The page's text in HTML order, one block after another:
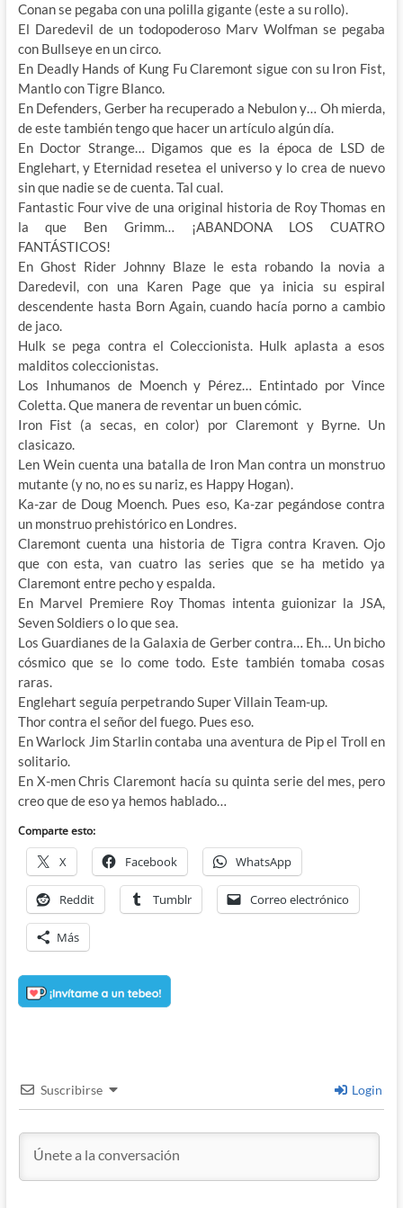
Conan se pegaba con una polilla gigante (este a su rollo).
El Daredevil de un todopoderoso Marv Wolfman se pegaba
con Bullseye en un circo.
En Deadly Hands of Kung Fu Claremont sigue con su Iron Fist,
Mantlo con Tigre Blanco.
En Defenders, Gerber ha recuperado a Nebulon y… Oh mierda,
de este también tengo que hacer un artículo algún día.
En Doctor Strange… Digamos que es la época de LSD de
Englehart, y Eternidad resetea el universo y lo crea de nuevo
sin que nadie se de cuenta. Tal cual.
Fantastic Four vive de una original historia de Roy Thomas en
la que Ben Grimm… ¡ABANDONA LOS CUATRO
FANTÁSTICOS!
En Ghost Rider Johnny Blaze le esta robando la novia a
Daredevil, con una Karen Page que ya inicia su espiral
descendente hasta Born Again, cuando hacía porno a cambio
de jaco.
Hulk se pega contra el Coleccionista. Hulk aplasta a esos
malditos coleccionistas.
Los Inhumanos de Moench y Pérez… Entintado por Vince
Coletta. Que manera de reventar un buen cómic.
Iron Fist (a secas, en color) por Claremont y Byrne. Un
clasicazo.
Len Wein cuenta una batalla de Iron Man contra un monstruo
mutante (y no, no es su nariz, es Happy Hogan).
Ka-zar de Doug Moench. Pues eso, Ka-zar pegándose contra
un monstruo prehistórico en Londres.
Claremont cuenta una historia de Tigra contra Kraven. Ojo
que con esta, van cuatro las series que se ha metido ya
Claremont entre pecho y espalda.
En Marvel Premiere Roy Thomas intenta guionizar la JSA,
Seven Soldiers o lo que sea.
Los Guardianes de la Galaxia de Gerber contra… Eh… Un bicho
cósmico que se lo come todo. Este también tomaba cosas
raras.
Englehart seguía perpetrando Super Villain Team-up.
Thor contra el señor del fuego. Pues eso.
En Warlock Jim Starlin contaba una aventura de Pip el Troll en
solitario.
En X-men Chris Claremont hacía su quinta serie del mes, pero
creo que de eso ya hemos hablado…
Comparte esto:
X Facebook WhatsApp
Reddit Tumblr Correo electrónico
Más
Suscribirse Login